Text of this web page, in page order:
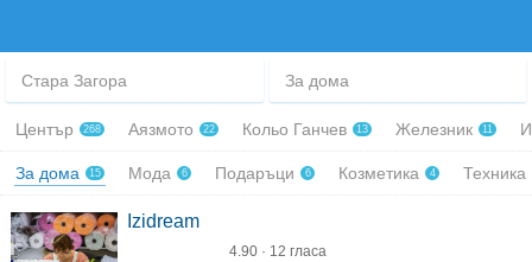
Стара Загора За дома
Център 268 Аязмото 22 Кольо Ганчев 13 Железник 11
За дома 15 Мода 6 Подаръци 6 Козметика 4 Техника
Izidream
4.90 · 12 гласа